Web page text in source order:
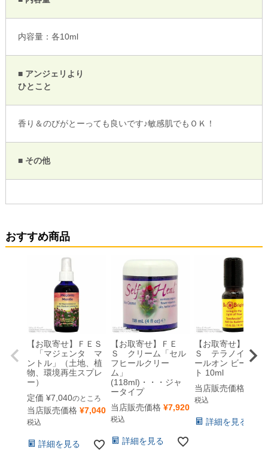
内容量：各10ml
■ アンジェリより
ひとこと
香り＆のびがとーっても良いです♪敏感肌でもＯＫ！
■ その他
おすすめ商品
【お取寄せ】ＦＥＳ
「マジェンタ マ
ントル」（土地、植
物、環境再生スプレ
ー）
定価 ¥7,040のところ
当店販売価格 ¥7,040
税込
詳細を見る
【お取寄せ】ＦＥ
Ｓ クリーム「セル
フヒールクリー
ム」
(118ml)・・・ジャ
ータイプ
当店販売価格 ¥7,920
税込
詳細を見る
【お取寄せ】ＦＥ
Ｓ テラノイント
ールオン ビーブラ
ト 10ml
当店販売価格
税込
詳細を見る